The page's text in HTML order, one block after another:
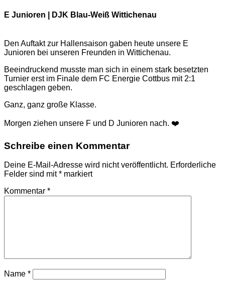
E Junioren | DJK Blau-Weiß Wittichenau
Den Auftakt zur Hallensaison gaben heute unsere E
Junioren bei unseren Freunden in Wittichenau.
Beeindruckend musste man sich in einem stark besetzten
Turnier erst im Finale dem FC Energie Cottbus mit 2:1
geschlagen geben.
Ganz, ganz große Klasse.
Morgen ziehen unsere F und D Junioren nach. ❤️
Schreibe einen Kommentar
Deine E-Mail-Adresse wird nicht veröffentlicht. Erforderliche
Felder sind mit* markiert
Kommentar *
Name *